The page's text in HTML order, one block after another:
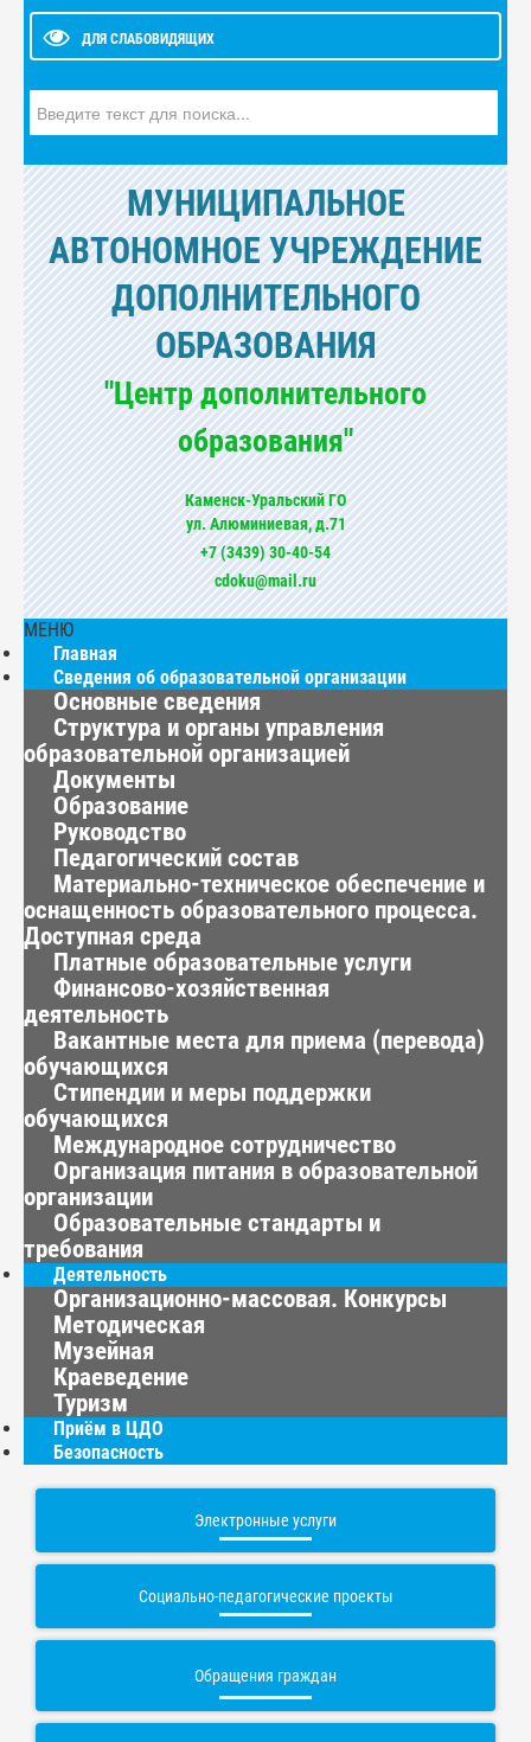
ДЛЯ СЛАБОВИДЯЩИХ
МУНИЦИПАЛЬНОЕ
АВТОНОМНОЕ УЧРЕЖДЕНИЕ
ДОПОЛНИТЕЛЬНОГО
ОБРАЗОВАНИЯ
"Центр дополнительного
образования"
Каменск-Уральский ГО
ул. Алюминиевая, д.71
+7 (3439) 30-40-54
cdoku@mail.ru
МЕНЮ
Главная
Сведения об образовательной организации
Основные сведения
Структура и органы управления
образовательной организацией
Документы
Образование
Руководство
Педагогический состав
Материально-техническое обеспечение и
оснащенность образовательного процесса.
Доступная среда
Платные образовательные услуги
Финансово-хозяйственная
деятельность
Вакантные места для приема (перевода)
обучающихся
Стипендии и меры поддержки
обучающихся
Международное сотрудничество
Организация питания в образовательной
организации
Образовательные стандарты и
требования
Деятельность
Организационно-массовая. Конкурсы
Методическая
Музейная
Краеведение
Туризм
Приём в ЦДО
Безопасность
Электронные услуги
Социально-педагогические проекты
Обращения граждан